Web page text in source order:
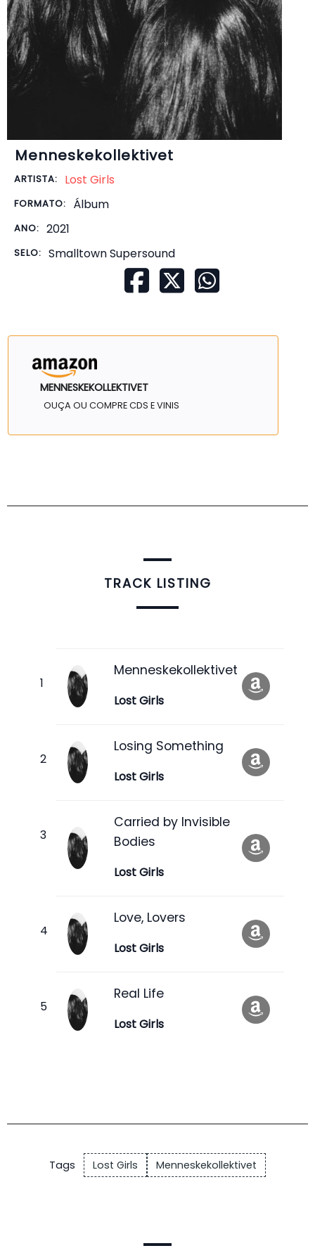
Menneskekollektivet
ARTISTA: Lost Girls
FORMATO: Álbum
ANO: 2021
SELO: Smalltown Supersound
MENNESKEKOLLEKTIVET
OUÇA OU COMPRE CDS E VINIS
TRACK LISTING
Menneskekollektivet
Lost Girls
Losing Something
Lost Girls
Carried by Invisible
Bodies
Lost Girls
Love, Lovers
Lost Girls
Real Life
Lost Girls
Tags Lost Girls Menneskekollektivet